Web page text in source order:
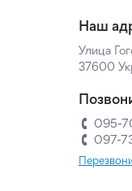
Наш
Улица
37600
095-
097-